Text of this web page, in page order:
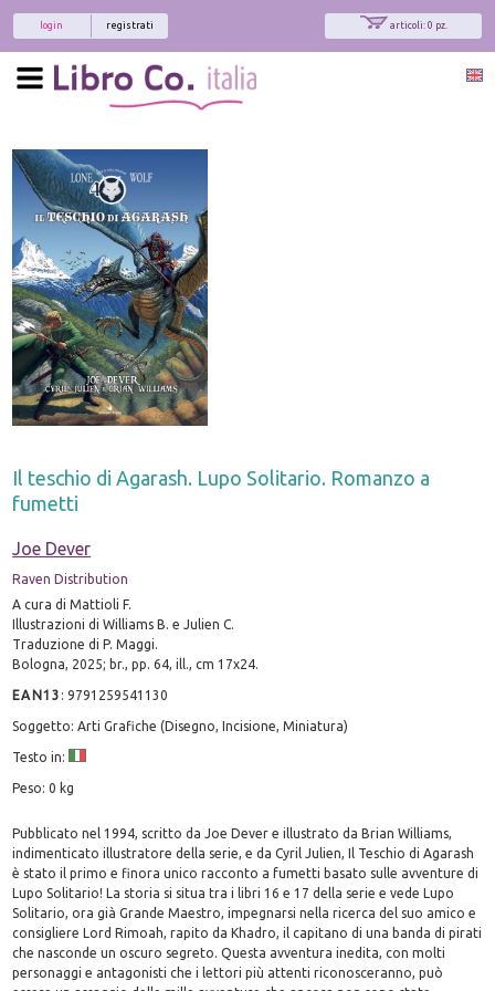
articoli: 0 pz.
registrati
login
Il teschio di Agarash. Lupo Solitario. Romanzo a
fumetti
Joe Dever
Raven Distribution
A cura di Mattioli F.
Illustrazioni di Williams B. e Julien C.
Traduzione di P. Maggi.
Bologna, 2025; br., pp. 64, ill., cm 17x24.
EAN13 :9791259541130
Soggetto: Arti Grafiche (Disegno, Incisione, Miniatura)
Testo in:
Peso: 0 kg
Pubblicato nel 1994, scritto da Joe Dever e illustrato da Brian Williams,
indimenticato illustratore della serie, e da Cyril Julien, Il Teschio di Agarash
è stato il primo e finora unico racconto a fumetti basato sulle avventure di
Lupo Solitario! La storia si situa tra i libri 16 e 17 della serie e vede Lupo
Solitario, ora già Grande Maestro, impegnarsi nella ricerca del suo amico e
consigliere Lord Rimoah, rapito da Khadro, il capitano di una banda di pirati
che nasconde un oscuro segreto. Questa avventura inedita, con molti
personaggi e antagonisti che i lettori più attenti riconosceranno, può